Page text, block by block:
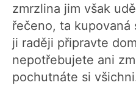
zmrzlina jim však
řečeno, ta kupovaná
ji raději připravte
nepotřebujete ani
pochutnáte si